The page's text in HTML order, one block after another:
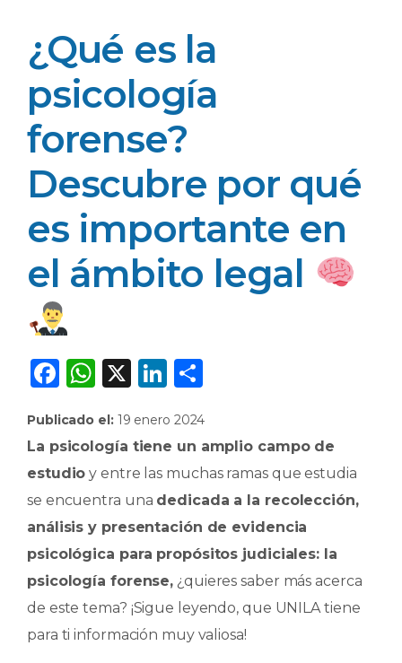
¿Qué es la
psicología
forense?
Descubre por qué
es importante en
el ámbito legal
F
c
e
b
o
o
k
W
a
ts
A
p
p
X
Li
k
e
dI
n
m
p
ar
ti
r
Publicado el: 19 enero 2024
La psicología tiene un amplio campo de
estudio y entre las muchas ramas que estudia
se encuentra una dedicada a la recolección,
análisis y presentación de evidencia
psicológica para propósitos judiciales: la
psicología forense, ¿quieres saber más acerca
de este tema? ¡Sigue leyendo, que UNILA tiene
para ti información muy valiosa!